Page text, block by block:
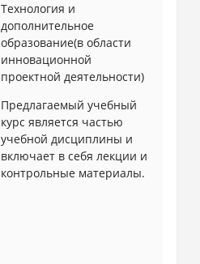
Технология и
дополнительное
образование(в области
инновационной
проектной деятельности)
Предлагаемый учебный
курс является частью
учебной дисциплины и
включает в себя лекции и
контрольные материалы.